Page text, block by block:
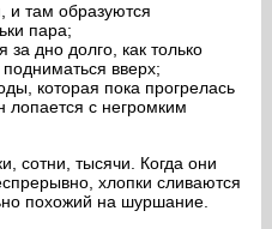
и там образуются
пара;
дно долго, как только
вверх;
которая пока прогрелась
лопается с негромким
сотни, тысячи. Когда они
хлопки сливаются
похожий на шуршание.